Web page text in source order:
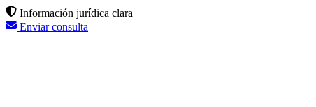
Información jurídica clara
Enviar consulta